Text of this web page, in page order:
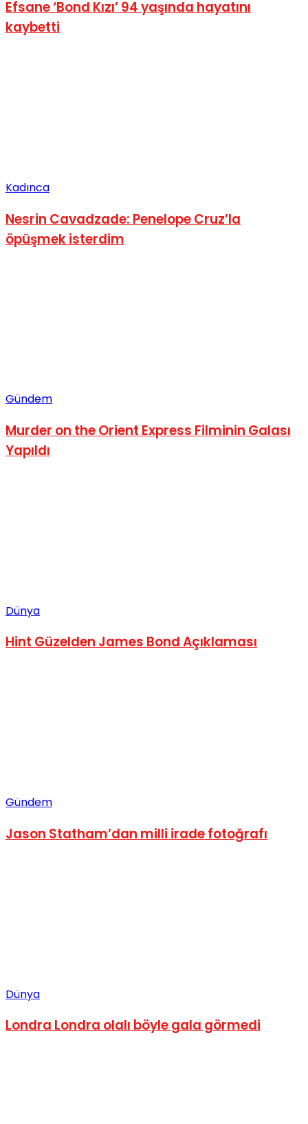
Efsane ‘Bond Kızı’ 94 yaşında hayatını
kaybetti
Kadınca
Nesrin Cavadzade: Penelope Cruz’la
öpüşmek isterdim
Gündem
Murder on the Orient Express Filminin Galası
Yapıldı
Dünya
Hint Güzelden James Bond Açıklaması
Gündem
Jason Statham’dan milli irade fotoğrafı
Dünya
Londra Londra olalı böyle gala görmedi